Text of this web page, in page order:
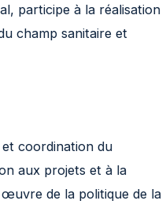
participe à la réalisation
champ sanitaire et
coordination du
aux projets et à la
de la politique de la